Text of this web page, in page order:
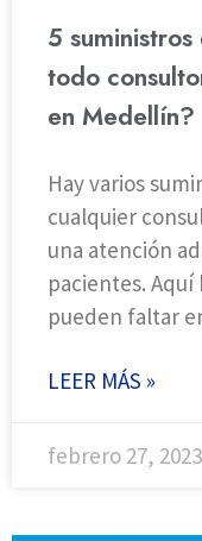
5
todo
en Medellín?
Hay varios
cualquier
una atención
pacientes.
pueden faltar
LEER MÁS »
febrero 27, 2023